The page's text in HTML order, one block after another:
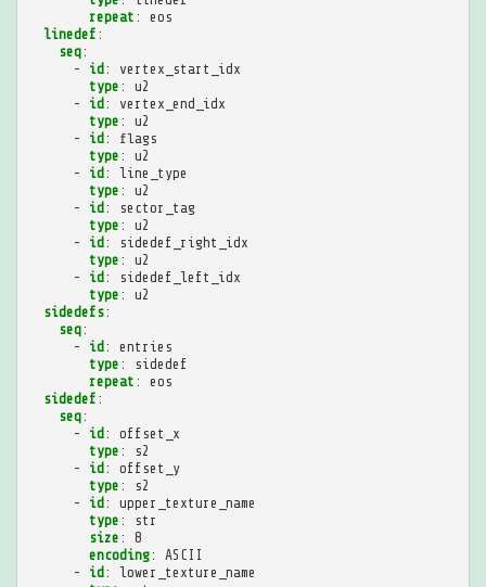
repeat :
eos
linedef :
seq:
-
id :
vertex_start_idx
type :
u2
-
id :
vertex_end_idx
type :
u2
-
id :
flags
type :
u2
-
id :
line_type
type :
u2
-
id :
sector_tag
type :
u2
-
id :
sidedef_right_idx
type :
u2
-
id :
sidedef_left_idx
type :
u2
sidedefs:
seq:
-
id :
entries
type :
sidedef
repeat :
eos
sidedef :
seq:
-
id :
offset_x
type :
s2
-
id :
offset_y
type :
s2
-
id :
upper_texture_name
type :
str
size :
8
encoding:
ASCII
-
id :
lower_texture_name